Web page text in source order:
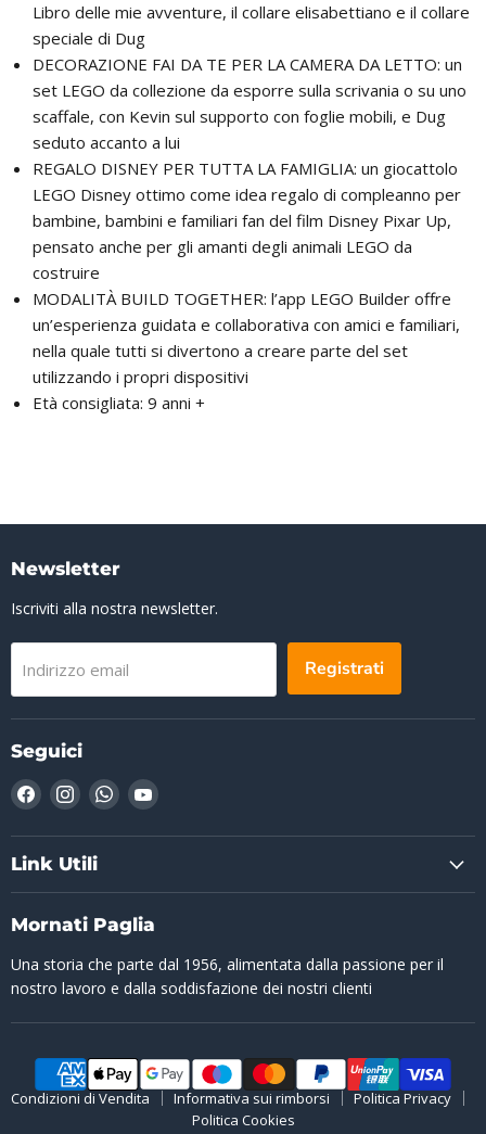
Libro delle mie avventure, il collare elisabettiano e il collare
speciale di Dug
DECORAZIONE FAI DA TE PER LA CAMERA DA LETTO: un
set LEGO da collezione da esporre sulla scrivania o su uno
scaffale, con Kevin sul supporto con foglie mobili, e Dug
seduto accanto a lui
REGALO DISNEY PER TUTTA LA FAMIGLIA: un giocattolo
LEGO Disney ottimo come idea regalo di compleanno per
bambine, bambini e familiari fan del film Disney Pixar Up,
pensato anche per gli amanti degli animali LEGO da
costruire
MODALITÀ BUILD TOGETHER: l’app LEGO Builder offre
un’esperienza guidata e collaborativa con amici e familiari,
nella quale tutti si divertono a creare parte del set
utilizzando i propri dispositivi
Età consigliata: 9 anni +
Newsletter
Iscriviti alla nostra newsletter.
Indirizzo email Registrati
Seguici
Trovaci
Facebook
Trovaci
Instagram
Trovaci
WhatsApp
Trovaci
YouTube
Link Utili
Mornati Paglia
Una storia che parte dal 1956, alimentata dalla passione per il
nostro lavoro e dalla soddisfazione dei nostri clienti
Condizioni di Vendita Informativa sui rimborsi
Politica Privacy
Politica Cookies